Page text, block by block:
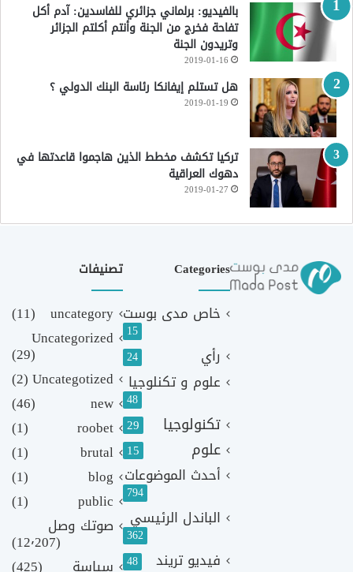
بالفيديو: برلماني جزائري للفاسدين: آدم أكل
تفاحة فخرج من الجنة وأنتم أكلتم الجزائر
وتريدون الجنة
2019-01-16
هل تستلم إيفانكا رئاسة البنك الدولي ؟
2019-01-19
تركيا تكشف مخطط الذين هاجموا قاعدتها في
دهوك العراقية
2019-01-27
Categories
خاص مدى بوست
15
رأي 24
علوم و تكنلوجيا
48
تكنولوجيا 29
علوم 15
أحدث الموضوعات
794
الباندل الرئيسي
362
فيديو تريند 48
تصنيفات
uncategory
(11)
Uncategorized
(29)
Uncategotized
(2)
new
(46)
roobet
(1)
brutal
(1)
blog
(1)
public
(1)
صوتك وصل
(12٬207)
سياسة
(425)